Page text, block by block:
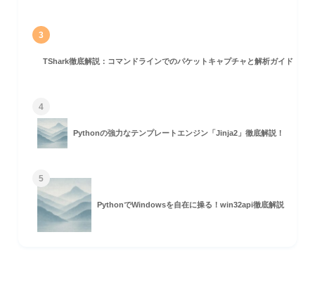
3
TShark徹底解説：コマンドラインでのパケットキャプチャと解析ガイド
4
Pythonの強力なテンプレートエンジン「Jinja2」徹底解説！
5
PythonでWindowsを自在に操る！win32api徹底解説